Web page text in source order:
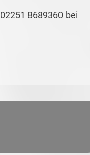
8689360 bei